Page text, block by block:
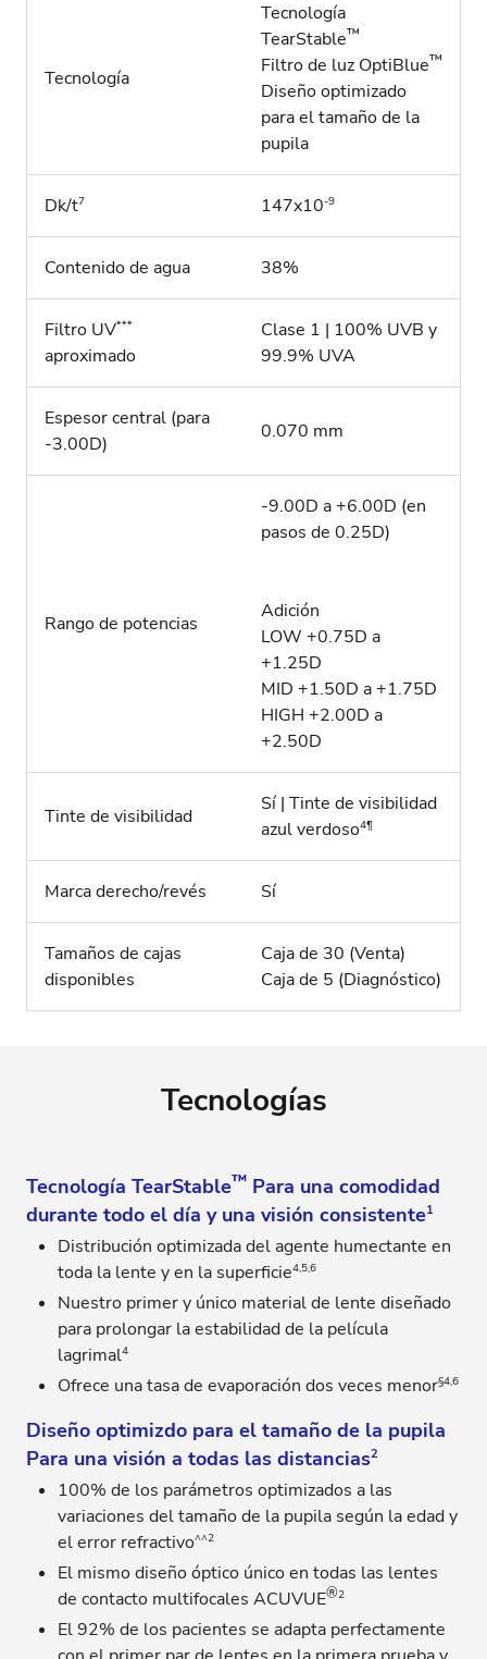
Tecnología
Tecnología
TearStable™
Filtro de luz OptiBlue™
Diseño optimizado
para el tamaño de la
pupila
Dk/t7 147x10-9
Contenido de agua 38%
Filtro UV***
aproximado
Clase 1 | 100% UVB y
99.9% UVA
Espesor central (para
-3.00D)
0.070 mm
Rango de potencias
-9.00D a +6.00D (en
pasos de 0.25D)
Adición
LOW +0.75D a
+1.25D
MID +1.50D a +1.75D
HIGH +2.00D a
+2.50D
Tinte de visibilidad
Sí | Tinte de visibilidad
azul verdoso4¶
Marca derecho/revés Sí
Tamaños de cajas
disponibles
Caja de 30 (Venta)
Caja de 5 (Diagnóstico)
Tecnologías
Tecnología TearStable™ Para una comodidad
durante todo el día y una visión consistente1
Distribución optimizada del agente humectante en
toda la lente y en la superficie4,5,6
Nuestro primer y único material de lente diseñado
para prolongar la estabilidad de la película
lagrimal4
Ofrece una tasa de evaporación dos veces menor§4,6
Diseño optimizdo para el tamaño de la pupila
Para una visión a todas las distancias2
100% de los parámetros optimizados a las
variaciones del tamaño de la pupila según la edad y
el error refractivo^^2
El mismo diseño óptico único en todas las lentes
de contacto multifocales ACUVUE®2
El 92% de los pacientes se adapta perfectamente